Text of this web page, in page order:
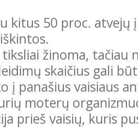
kitus 50 proc.
žinoma, tačiau
skaičius gali
į panašius vaisiaus
moterų
prieš vaisių, kuris